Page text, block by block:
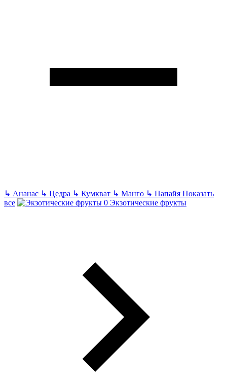
↳ Ананас ↳ Цедра ↳ Кумкват ↳ Манго ↳ Папайя Показать
все
Экзотические фрукты